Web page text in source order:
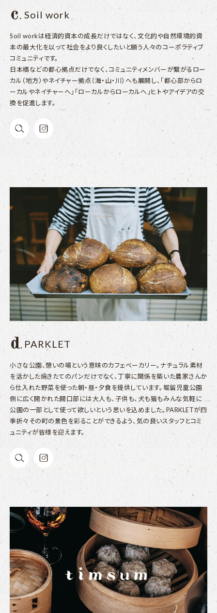
Soil work
Soil workは経済的資本の成長だけではなく、文化的や自然環境的資
本の最大化を以って社会をより良くしたいと願う人々のコーポラティブ
コミュニティです。
日本橋などの都心拠点だけでなく、コミュニティメンバーが繋がるロー
カル（地方）やネイチャー拠点（海・山・川）へも展開し、「都心部からロ
ーカルやネイチャーへ」「ローカルからローカルへ」ヒトやアイデアの交
換を促進します。
PARKLET
小さな公園、憩いの場という意味のカフェベーカリー。ナチュラル素材
を活かした焼きたてのパンだけでなく、丁寧に関係を築いた農家さんか
ら仕入れた野菜を使った朝・昼・夕食を提供しています。堀留児童公園
側に広く開かれた開口部には大人も、子供も、犬も猫もみんな気軽に
公園の一部として使って欲しいという思いを込めました。PARKLETが四
季折々その町の景色を彩ることができるよう、気の良いスタッフとコミ
ュニティが皆様を迎えます。